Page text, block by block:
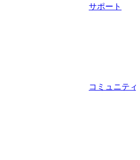
サポート
コミュニティ